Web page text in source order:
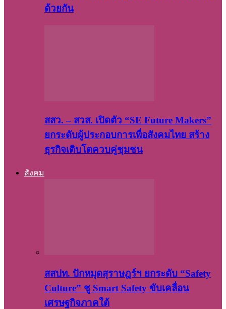
ด้วยกัน
สสว. – สวส. เปิดตัว “SE Future Makers”
ยกระดับผู้ประกอบการเพื่อสังคมไทย สร้าง
ธุรกิจเติบโตควบคู่ชุมชน
สังคม
สสปท. ปักหมุดสุราษฎร์ฯ ยกระดับ “Safety
Culture” ชู Smart Safety ขับเคลื่อน
เศรษฐกิจภาคใต้